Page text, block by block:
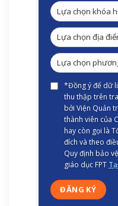
*Đồng ý để dữ
thu thập trên
bởi Viện Quản
thành viên của
hay còn gọi là
đích và theo
Quy định bảo
giáo dục FPT